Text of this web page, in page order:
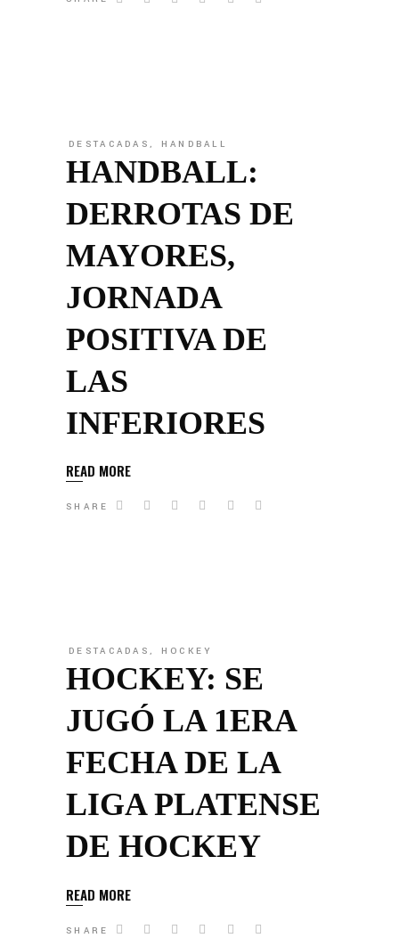
DESTACADAS , HANDBALL
HANDBALL:
DERROTAS DE
MAYORES,
JORNADA
POSITIVA DE
LAS
INFERIORES
READ MORE
SHARE
DESTACADAS, HOCKEY
HOCKEY: SE
JUGÓ LA 1ERA
FECHA DE LA
LIGA PLATENSE
DE HOCKEY
READ MORE
SHARE